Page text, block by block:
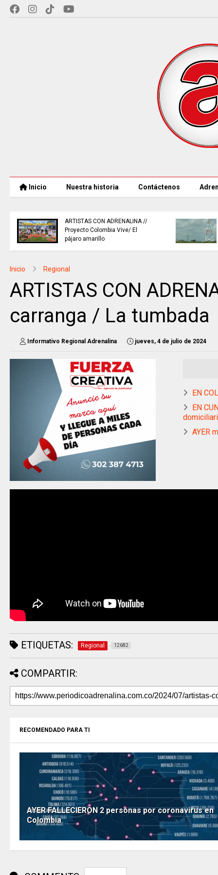
Inicio Nuestra historia Contáctenos
buscan mejorar la calidad del
agua que consumen miles de
familias en Cundinamarca.
Inicio Regional
ARTISTAS CON
carranga / La tumbada
Informativo Regional Adrenalina jueves, 4 de julio de 2024
EN
EN
AYER
ETIQUETAS: Regional 12682
COMPARTIR:
RECOMENDADO PARA TI
AYER FALLECIERON 2 personas por coronavirus en
Colombia